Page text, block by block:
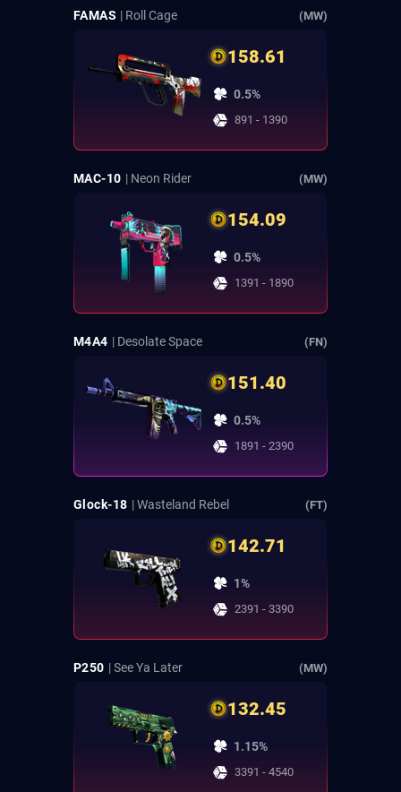
FAMAS | Roll Cage (MW)
158.61
0.5%
891 - 1390
MAC-10 | Neon Rider (MW)
154.09
0.5%
1391 - 1890
M4A4 | Desolate Space (FN)
151.40
0.5%
1891 - 2390
Glock-18 | Wasteland Rebel (FT)
142.71
1%
2391 - 3390
P250 | See Ya Later (MW)
132.45
1.15%
3391 - 4540